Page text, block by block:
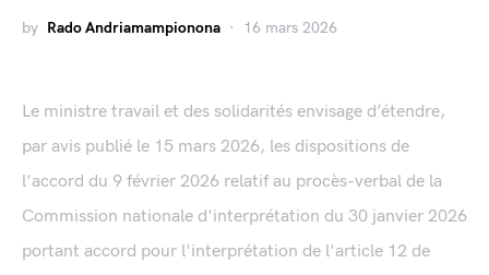
by Rado Andriamampionona 16 mars 2026
Le ministre travail et des solidarités envisage d’étendre,
par avis publié le 15 mars 2026, les dispositions de
l'accord du 9 février 2026 relatif au procès-verbal de la
Commission nationale d'interprétation du 30 janvier 2026
portant accord pour l'interprétation de l'article 12 de